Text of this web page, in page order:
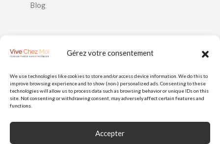
Gérez votre consentement
We use technologies like cookies to store and/or access device information. We do this to
improve browsing experience and to show (non-) personalized ads. Consenting to these
technologies will allow us to process data such as browsing behavior or unique IDs on this
site. Not consenting or withdrawing consent, may adversely affect certain features and
functions.
Accepter
Blog
PAIEMENTS